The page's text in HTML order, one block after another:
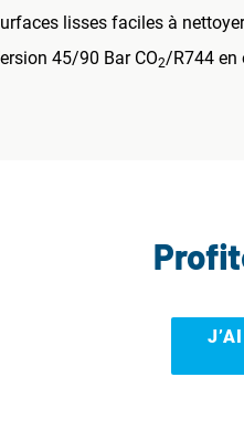
lisses faciles à nettoyer
45/90 Bar CO2/R744 en